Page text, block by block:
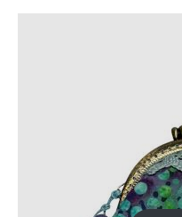
Hasznos információk